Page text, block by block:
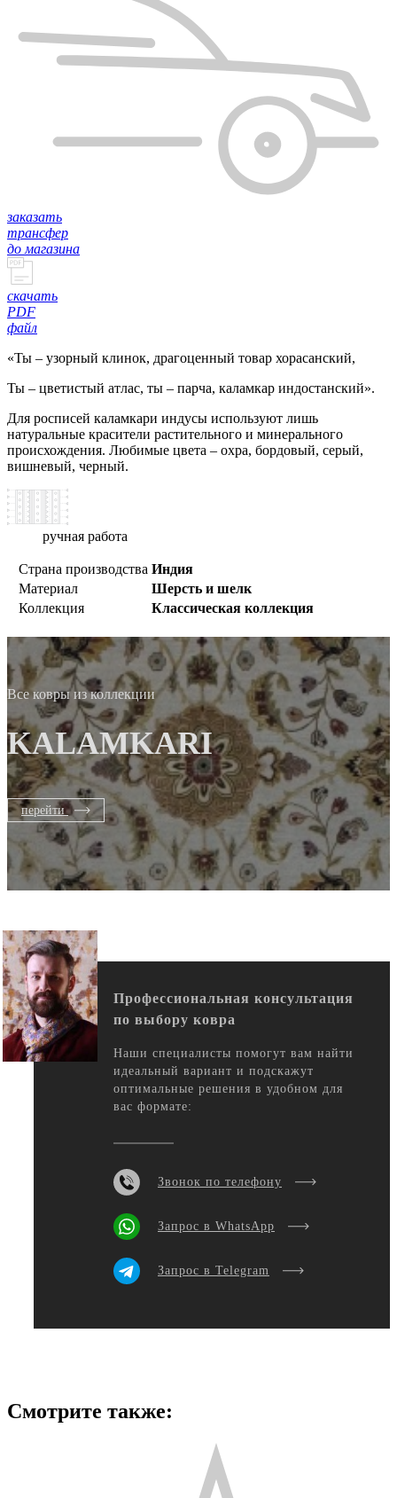
заказать
трансфер
до магазина
скачать
PDF
файл
«Ты – узорный клинок, драгоценный товар хорасанский,
Ты – цветистый атлас, ты – парча, каламкар индостанский».
Для росписей каламкари индусы используют лишь
натуральные красители растительного и минерального
происхождения. Любимые цвета – охра, бордовый, серый,
вишневый, черный.
ручная работа
Страна производства Индия
Материал
Шерсть и шелк
Коллекция
Классическая коллекция
Все ковры из коллекции
KALAMKARI
перейти
Профессиональная консультация
по выбору ковра
Наши специалисты помогут вам найти
идеальный вариант и подскажут
оптимальные решения в удобном для
вас формате:
Звонок по телефону
Запрос в WhatsApp
Запрос в Telegram
Смотрите также: